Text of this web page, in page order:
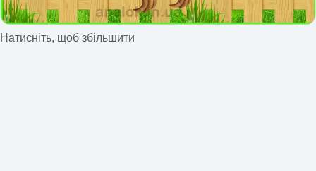
Натисніть, щоб збільшити